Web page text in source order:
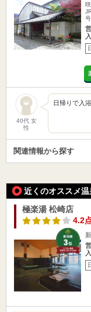
40代 女
性
日帰りで入
関連情報から探す
近くのオススメ
極楽湯 松崎店
4.2